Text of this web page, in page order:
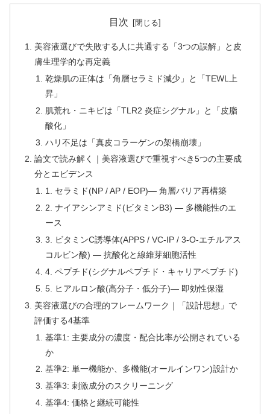
目次
美容液選びで失敗する人に共通する「3つの誤解」と皮
膚生理学的な再定義
乾燥肌の正体は「角層セラミド減少」と「TEWL上
昇」
肌荒れ・ニキビは「TLR2 炎症シグナル」と「皮脂
酸化」
ハリ不足は「真皮コラーゲンの架橋崩壊」
論文で読み解く｜美容液選びで重視すべき5つの主要成
分とエビデンス
1. セラミド(NP / AP / EOP)— 角層バリア再構築
2. ナイアシンアミド(ビタミンB3) — 多機能性のエ
ース
3. ビタミンC誘導体(APPS / VC-IP / 3-O-エチルアス
コルビン酸) — 抗酸化と線維芽細胞活性
4. ペプチド(シグナルペプチド・キャリアペプチド)
5. ヒアルロン酸(高分子・低分子)— 即効性保湿
美容液選びの合理的フレームワーク｜「設計思想」で
評価する4基準
基準1: 主要成分の濃度・配合比率が公開されている
か
基準2: 単一機能か、多機能(オールインワン)設計か
基準3: 刺激成分のスクリーニング
基準4: 価格と継続可能性